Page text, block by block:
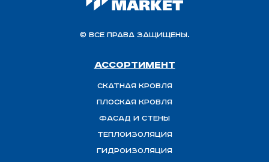
© Все права защищены.
Ассортимент
Скатная Кровля
Плоская кровля
Фасад и стены
Теплоизоляция
ГИДРОИЗОЛЯЦИЯ